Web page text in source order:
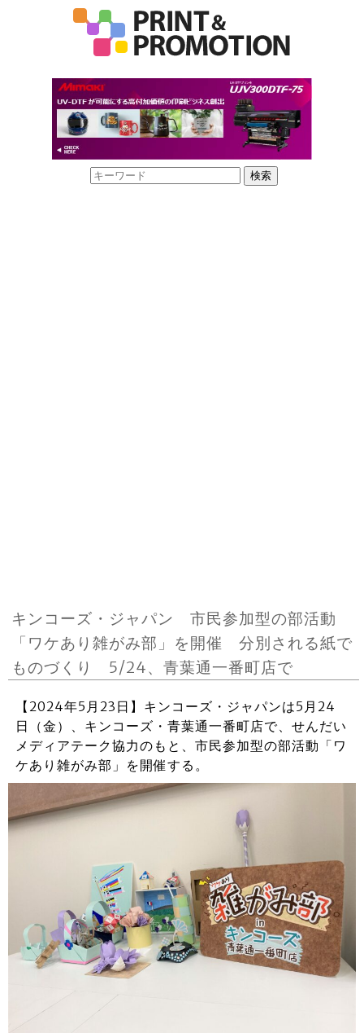
キンコーズ・ジャパン 市民参加型の部活動
「ワケあり雑がみ部」を開催 分別される紙で
ものづくり 5/24、青葉通一番町店で
【2024年5月23日】キンコーズ・ジャパンは5月24
日（金）、キンコーズ・青葉通一番町店で、せんだい
メディアテーク協力のもと、市民参加型の部活動「ワ
ケあり雑がみ部」を開催する。